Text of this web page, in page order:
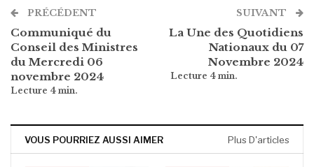
PRÉCÉDENT
Communiqué du
Conseil des Ministres
du Mercredi 06
novembre 2024
SUIVANT
La Une des Quotidiens
Nationaux du 07
Novembre 2024
VOUS POURRIEZ AUSSI AIMER Plus D'articles